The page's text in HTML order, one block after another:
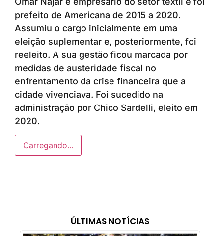
ÚLTIMAS NOTÍCIAS
prefeito de Americana de 2015 a 2020.
Assumiu o cargo inicialmente em uma
eleição suplementar e, posteriormente, foi
reeleito. A sua gestão ficou marcada por
medidas de austeridade fiscal no
enfrentamento da crise financeira que a
cidade vivenciava. Foi sucedido na
administração por Chico Sardelli, eleito em
2020.
Carregando...